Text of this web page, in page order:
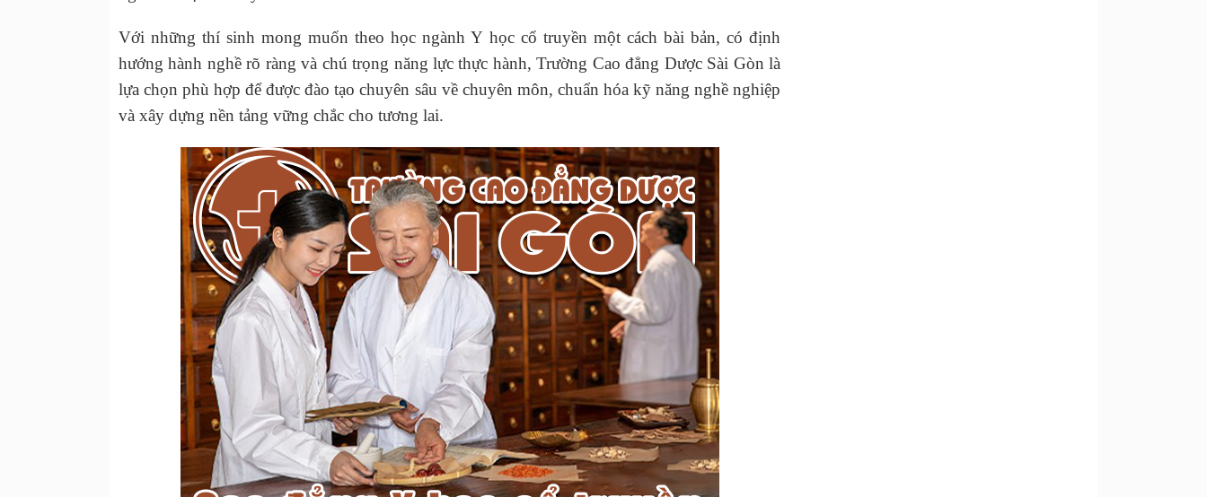
Với những thí sinh mong muốn theo học ngành Y học cổ truyền một cách bài bản, có định
hướng hành nghề rõ ràng và chú trọng năng lực thực hành, Trường Cao đẳng Dược Sài Gòn là
lựa chọn phù hợp để được đào tạo chuyên sâu về chuyên môn, chuẩn hóa kỹ năng nghề nghiệp
và xây dựng nền tảng vững chắc cho tương lai.